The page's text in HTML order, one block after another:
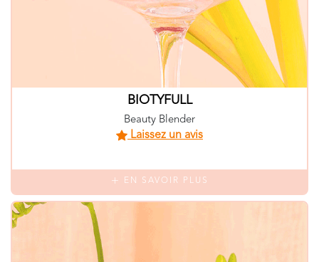
BIOTYFULL
Beauty Blender
Laissez un avis
EN SAVOIR PLUS